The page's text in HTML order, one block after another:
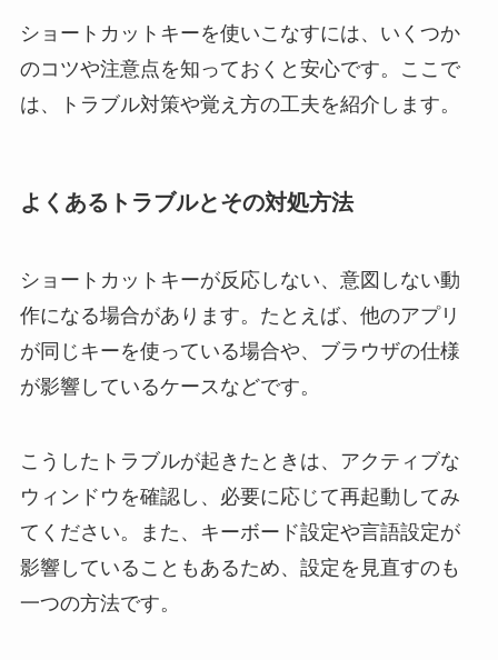
ショートカットキーを使いこなすには、いくつか
のコツや注意点を知っておくと安心です。ここで
は、トラブル対策や覚え方の工夫を紹介します。
よくあるトラブルとその対処方法
ショートカットキーが反応しない、意図しない動
作になる場合があります。たとえば、他のアプリ
が同じキーを使っている場合や、ブラウザの仕様
が影響しているケースなどです。
こうしたトラブルが起きたときは、アクティブな
ウィンドウを確認し、必要に応じて再起動してみ
てください。また、キーボード設定や言語設定が
影響していることもあるため、設定を見直すのも
一つの方法です。